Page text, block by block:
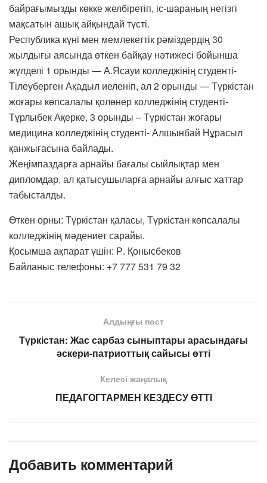
байрағымызды көкке желбіретіп, іс-шараның негізгі
мақсатын ашық айқындай түсті.
Республика күні мен мемлекеттік рәміздердің 30
жылдығы аясында өткен байқау нәтижесі бойынша
жүлделі 1 орынды — А.Ясауи колледжінің студенті-
Тілеуберген Ақадыл иеленіп, ал 2 орынды — Түркістан
жоғары көпсалалы қолөнер колледжінің студенті-
Тұрлыбек Ақерке, 3 орынды – Түркістан жоғары
медицина колледжінің студенті- Алшынбай Нұрасыл
қанжығасына байлады.
Жеңімпаздарға арнайы бағалы сыйлықтар мен
дипломдар, ал қатысушыларға арнайы алғыс хаттар
табысталды.
Өткен орны: Түркістан қаласы, Түркістан көпсалалы
колледжінің мәдениет сарайы.
Қосымша ақпарат үшін: Р. Қонысбеков
Байланыс телефоны: +7 777 531 79 32
Алдыңғы пост
Түркістан: Жас сарбаз сыныптары арасындағы
әскери-патриоттық сайысы өтті
Келесі жаңалық
ПЕДАГОГТАРМЕН КЕЗДЕСУ ӨТТІ
Добавить комментарий